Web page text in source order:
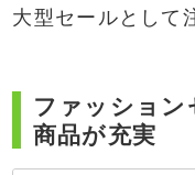
大型セールとして
ファッショ
商品が充実